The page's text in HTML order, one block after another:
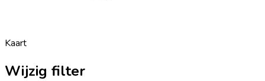
Kaart
Wijzig filter